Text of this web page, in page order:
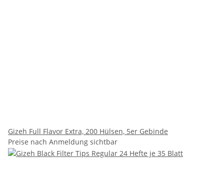
Gizeh Full Flavor Extra, 200 Hülsen, 5er Gebinde
Preise nach Anmeldung sichtbar